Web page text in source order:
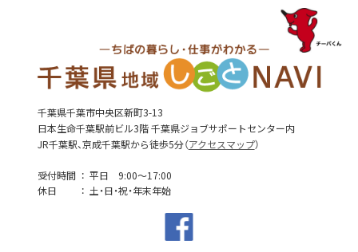
千葉県千葉市中央区新町3-13
日本生命千葉駅前ビル3階 千葉県ジョブサポートセンター内
JR千葉駅、京成千葉駅から徒歩5分（アクセスマップ）
受付時間
平日 9:00～17:00
休日
土・日・祝・年末年始